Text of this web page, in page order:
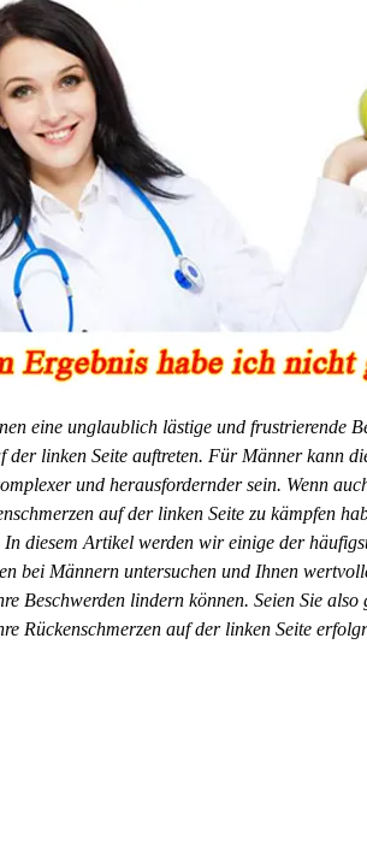
eine unglaublich lästige und frustrierende
der linken Seite auftreten. Für Männer kann
und herausfordernder sein. Wenn
auf der linken Seite zu kämpfen
diesem Artikel werden wir einige der
bei Männern untersuchen und Ihnen
Beschwerden lindern können. Seien Sie also
Rückenschmerzen auf der linken Seite